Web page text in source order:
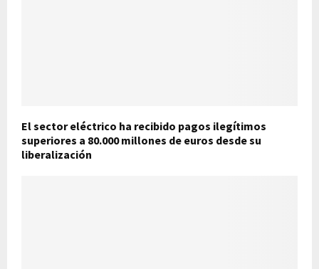
El sector eléctrico ha recibido pagos ilegítimos
superiores a 80.000 millones de euros desde su
liberalización